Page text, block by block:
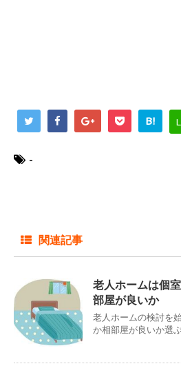
B!
-
関連記事
老人ホームは個
部屋が良いか
老人ホームの検討を
か相部屋が良いか選